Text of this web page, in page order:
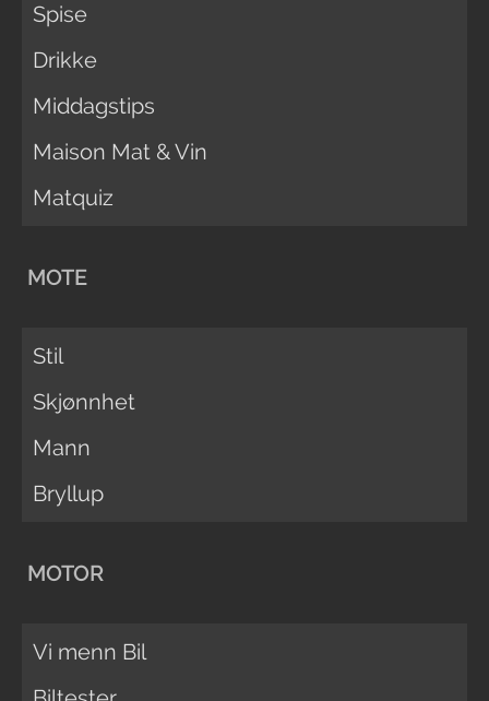
Spise
Drikke
Middagstips
Maison Mat & Vin
Matquiz
MOTE
Stil
Skjønnhet
Mann
Bryllup
MOTOR
Vi menn Bil